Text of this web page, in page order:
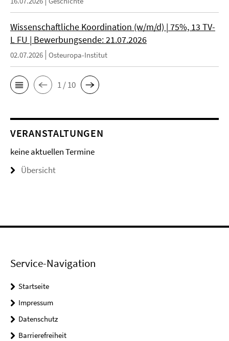
Wissenschaftliche Koordination (w/m/d) | 75%, 13 TV-
L FU | Bewerbungsende: 21.07.2026
02.07.2026 Osteuropa-Institut
1 / 10
VERANSTALTUNGEN
keine aktuellen Termine
Übersicht
Service-Navigation
Startseite
Impressum
Datenschutz
Barrierefreiheit